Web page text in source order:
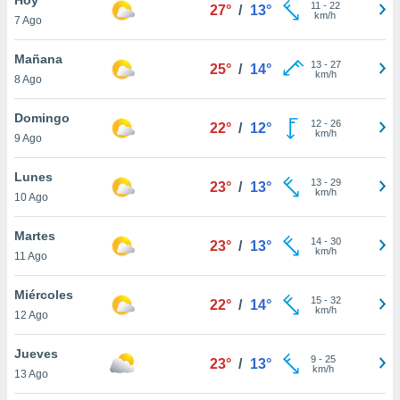
en
más
nuestra
de
cookies
aceptar
7 Ago
27° / 13° 11 - 22
km/h
Mañana
8 Ago
25° / 14° 13- 27
km/h
Domingo
9 Ago
22° / 12° 12- 26
km/h
Lunes
10 Ago
23° / 13° 13- 29
km/h
Martes
11 Ago
23° / 13° 14- 30
km/h
Miércoles
12 Ago
22° / 14° 15- 32
km/h
Jueves
13 Ago
23° / 13° 9- 25
km/h